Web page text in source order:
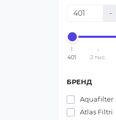
-
401 2 тыс.
БРЕНД
Aquafilter
Atlas Filtri